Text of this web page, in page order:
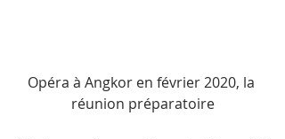
Opéra à Angkor en février 2020, la
réunion préparatoire